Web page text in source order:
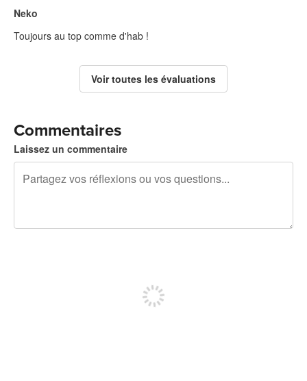
Neko
Toujours au top comme d'hab !
Voir toutes les évaluations
Commentaires
Laissez un commentaire